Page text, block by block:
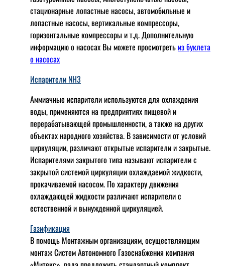
стационарные лопастные насосы, автомобильные и
лопaстные насосы, вертикальные компрессоры,
горизонтальные компрессоры и т.д. Дополнительную
информацию о насосах Вы можете просмотретьиз буклета
о насосах
Испарители NH3
Аммиачные испарители используются для охлаждения
воды, применяются на предприятиях пищевой и
перерабатывающей промышленности, а также на других
объектах народного хозяйства. В зависимости от условий
циркуляции, различают открытые испарители и закрытые.
Испарителями закрытого типа называют испарители с
закрытой системой циркуляции охлаждаемой жидкости,
прокачиваемой насосом. По характеру движения
охлаждающей жидкости различают испарители с
естественной и вынужденной циркуляцией.
Газификация
В помощь Монтажным организациям, осуществляющим
монтаж Систем Автономного Газоснабжения компания